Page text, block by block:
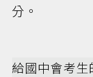
分。
給國中會考生